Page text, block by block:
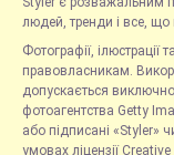
людей, тренди і все,
Фотографії, ілюстрації
правовласникам.
допускається
фотоагентства Getty
або підписані «Styler»
умовах ліцензії